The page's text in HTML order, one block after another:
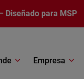
Diseñado para MSP
Empresa